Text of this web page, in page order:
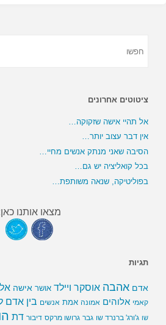
ציטוטים אחרונים
אל תהיי אישה שזקוקה…
אין דבר עצוב יותר…
הסיבה שאני מנתק אנשים מחיי…
בכל קואליציה יש גם…
בפוליטיקה, שנאה משותפת…
מצאו אותנו
תגיות
אדם אהבה אוסקר ויילד אושר אישה
קאמי אלוהים אמונה אמת אנשים בין אדם
שו ג'ורג' ברנרד שו גבר גרושו מרקס דיבור דת